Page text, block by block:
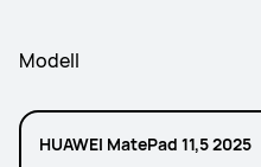
Modell
HUAWEI MatePad 11,5 2025